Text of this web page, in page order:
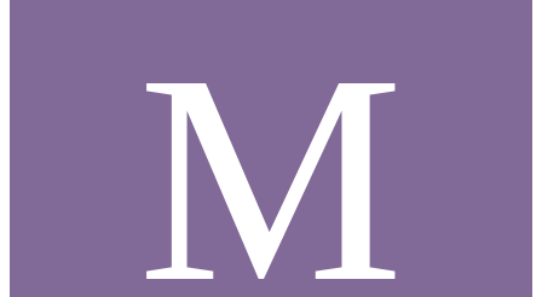
M